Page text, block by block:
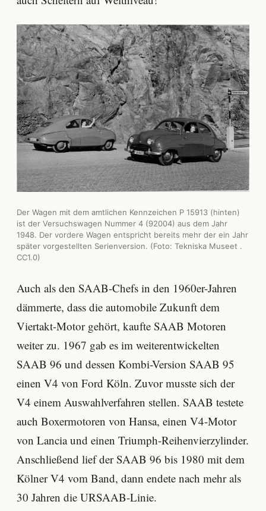
Der Wagen mit dem amtlichen Kennzeichen P 15913 (hinten)
ist der Versuchswagen Nummer 4 (92004) aus dem Jahr
1948. Der vordere Wagen entspricht bereits mehr der ein Jahr
später vorgestellten Serienversion. (Foto: Tekniska Museet .
CC1.0)
Auch als den SAAB-Chefs in den 1960er-Jahren
dämmerte, dass die automobile Zukunft dem
Viertakt-Motor gehört, kaufte SAAB Motoren
weiter zu. 1967 gab es im weiterentwickelten
SAAB 96 und dessen Kombi-Version SAAB 95
einen V4 von Ford Köln. Zuvor musste sich der
V4 einem Auswahlverfahren stellen. SAAB testete
auch Boxermotoren von Hansa, einen V4-Motor
von Lancia und einen Triumph-Reihenvierzylinder.
Anschließend lief der SAAB 96 bis 1980 mit dem
Kölner V4 vom Band, dann endete nach mehr als
30 Jahren die URSAAB-Linie.